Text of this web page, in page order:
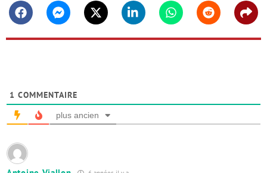
FacebookMessengerTwitter Linkedin WhatsappReddit
1 COMMENTAIRE
plus ancien